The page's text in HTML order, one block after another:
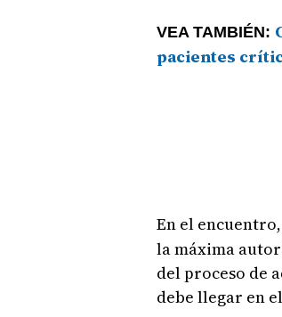
VEA TAMBIÉN:
pacientes
En el
la máxima
del proceso de
debe llegar en